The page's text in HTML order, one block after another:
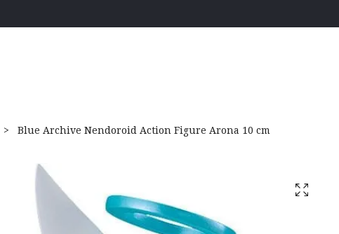
Blue Archive Nendoroid Action Figure Arona 10 cm